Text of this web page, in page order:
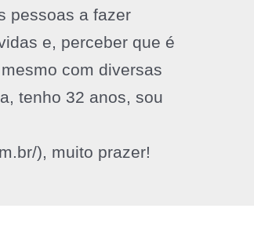
pessoas a fazer
e, perceber que é
com diversas
tenho 32 anos, sou
), muito prazer!